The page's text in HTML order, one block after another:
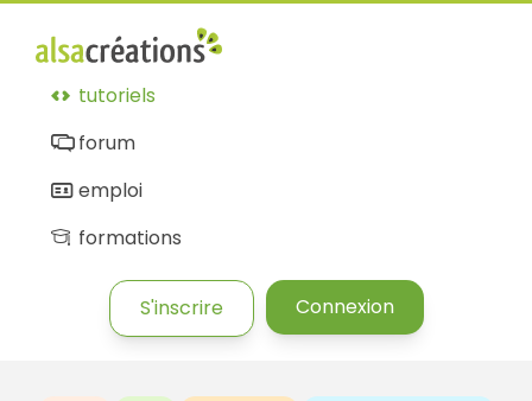
tutoriels
forum
emploi
formations
S'inscrire Connexion